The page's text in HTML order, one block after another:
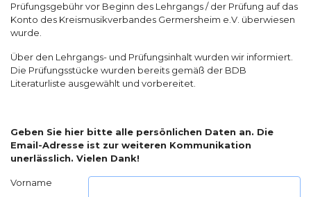
Prüfungsgebühr vor Beginn des Lehrgangs / der Prüfung auf das
Konto des Kreismusikverbandes Germersheim e.V. überwiesen
wurde.
Über den Lehrgangs- und Prüfungsinhalt wurden wir informiert.
Die Prüfungsstücke wurden bereits gemäß der BDB
Literaturliste ausgewählt und vorbereitet.
Geben Sie hier bitte alle persönlichen Daten an. Die
Email-Adresse ist zur weiteren Kommunikation
unerlässlich. Vielen Dank!
Vorname